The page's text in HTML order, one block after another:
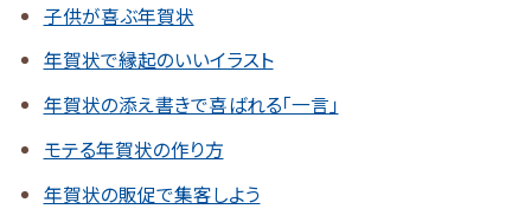
子供が喜ぶ年賀状
年賀状で縁起のいいイラスト
年賀状の添え書きで喜ばれる「一言」
モテる年賀状の作り方
年賀状の販促で集客しよう